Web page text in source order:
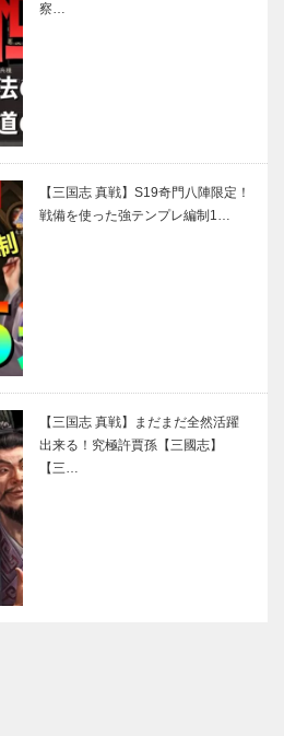
察…
【三国志 真戦】S19奇門八陣限定！
戦備を使った強テンプレ編制1…
【三国志 真戦】まだまだ全然活躍
出来る！究極許賈孫【三國志】
【三…